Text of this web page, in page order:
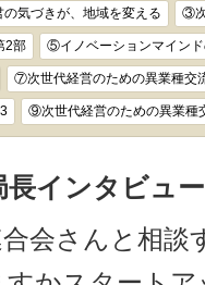
気づきが、地域を変える ③
2部 ⑤イノベーションマイン
⑦次世代経営のための異業種交
⑨次世代経営のための異業種
長インタビュ
会さんと相談